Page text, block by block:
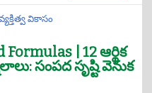
వికాసం
| 12 ఆర్థిక
సంపద సృష్టి వెనుక